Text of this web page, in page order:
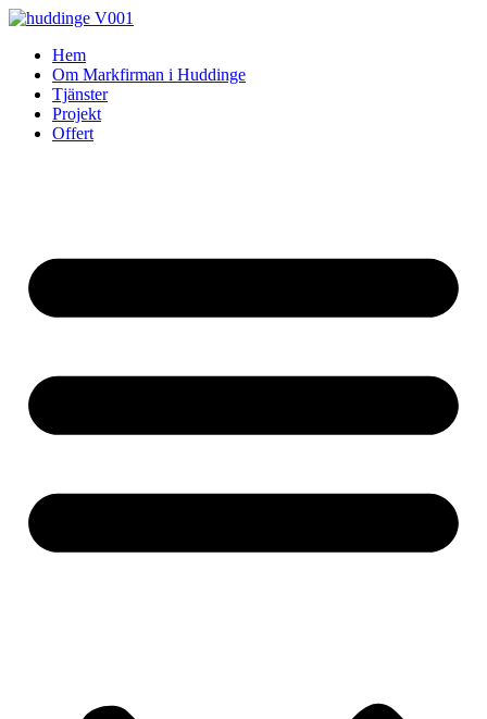
Skip
contentHem
Om Markfirman i Huddinge
Tjänster
Projekt
Offert